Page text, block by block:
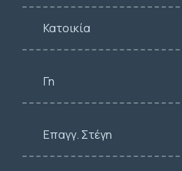
Κατοικία
Γη
Επαγγ. Στέγη